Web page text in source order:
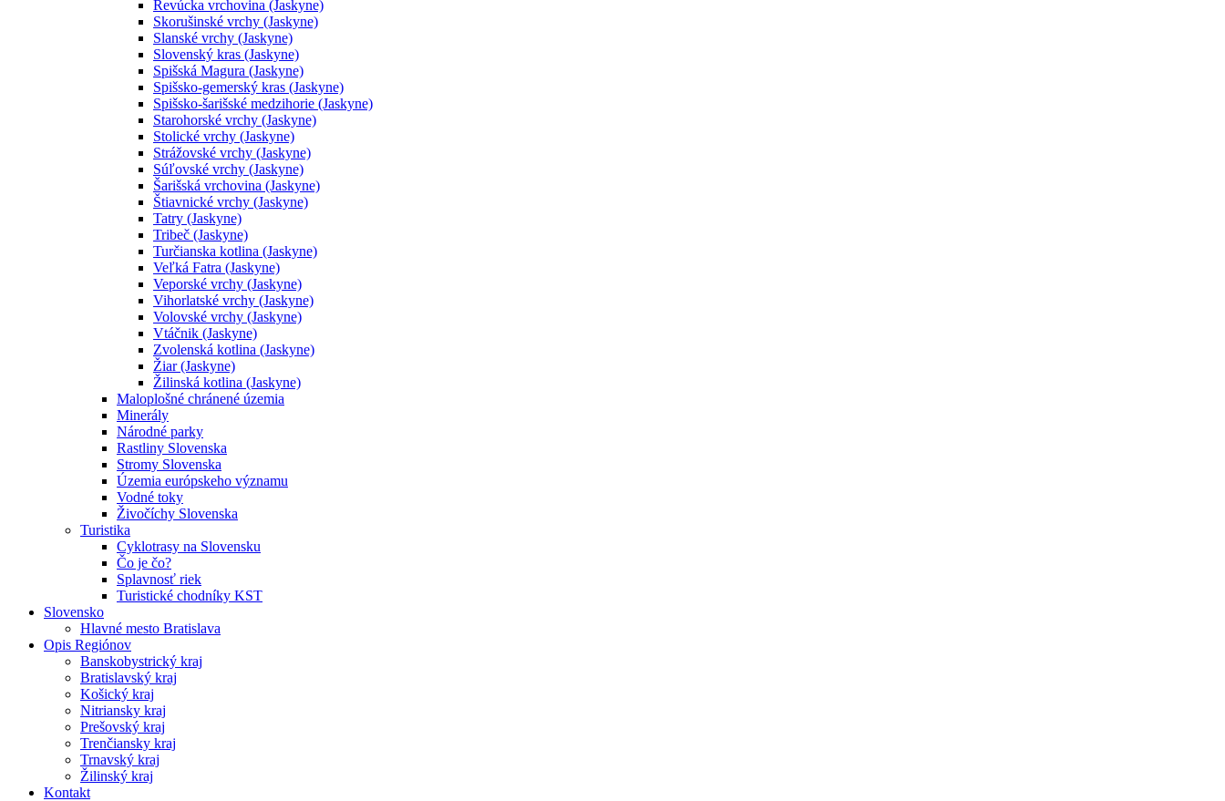
Revúcka vrchovina (Jaskyne)
Skorušinské vrchy (Jaskyne)
Slanské vrchy (Jaskyne)
Slovenský kras (Jaskyne)
Spišská Magura (Jaskyne)
Spišsko-gemerský kras (Jaskyne)
Spišsko-šarišské medzihorie (Jaskyne)
Starohorské vrchy (Jaskyne)
Stolické vrchy (Jaskyne)
Strážovské vrchy (Jaskyne)
Súľovské vrchy (Jaskyne)
Šarišská vrchovina (Jaskyne)
Štiavnické vrchy (Jaskyne)
Tatry (Jaskyne)
Tribeč (Jaskyne)
Turčianska kotlina (Jaskyne)
Veľká Fatra (Jaskyne)
Veporské vrchy (Jaskyne)
Vihorlatské vrchy (Jaskyne)
Volovské vrchy (Jaskyne)
Vtáčnik (Jaskyne)
Zvolenská kotlina (Jaskyne)
Žiar (Jaskyne)
Žilinská kotlina (Jaskyne)
Maloplošné chránené územia
Minerály
Národné parky
Rastliny Slovenska
Stromy Slovenska
Územia európskeho významu
Vodné toky
Živočíchy Slovenska
Turistika
Cyklotrasy na Slovensku
Čo je čo?
Splavnosť riek
Turistické chodníky KST
Slovensko
Hlavné mesto Bratislava
Opis Regiónov
Banskobystrický kraj
Bratislavský kraj
Košický kraj
Nitriansky kraj
Prešovský kraj
Trenčiansky kraj
Trnavský kraj
Žilinský kraj
Kontakt